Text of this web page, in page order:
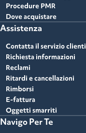
Procedure PMR
Dove acquistare
Assistenza
Contatta il servizio clienti
Richiesta informazioni
Reclami
Ritardi e cancellazioni
Rimborsi
E-fattura
Oggetti smarriti
Navigo Per Te